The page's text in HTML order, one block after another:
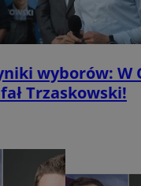
wyborów: W
Trzaskowski!